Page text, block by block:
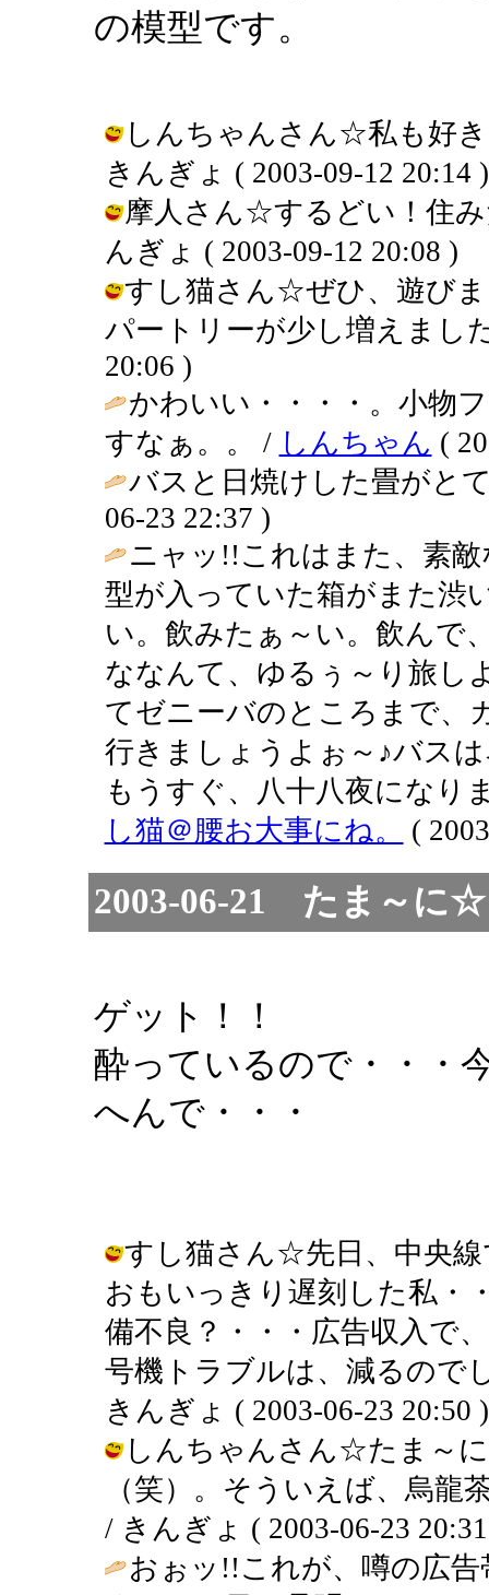
の模型です。
しんちゃんさん☆私も好
きんぎょ ( 2003-09-12 20:14 )
摩人さん☆するどい！住
んぎょ ( 2003-09-12 20:08 )
すし猫さん☆ぜひ、遊び
パートリーが少し増えまし
20:06 )
かわいい・・・・。小物
すなぁ。。 / しんちゃん (
バスと日焼けした畳がと
06-23 22:37 )
ニャッ!!これはまた、素
型が入っていた箱がまた
い。飲みたぁ～い。飲んで
ななんて、ゆるぅ～り旅
てゼニーバのところまで
行きましょうよぉ～♪バス
もうすぐ、八十八夜にな
し猫＠腰お大事にね。
(
2003-06-21 たま～に
ゲット！！
酔っているので・・・
へんで・・・
すし猫さん☆先日、中央線
おもいっきり遅刻した私・
備不良？・・・広告収入で
号機トラブルは、減るので
きんぎょ ( 2003-06-23 20:50 )
しんちゃんさん☆たま～
（笑）。そういえば、烏龍
/ きんぎょ ( 2003-06-23
おぉッ!!これが、噂の広